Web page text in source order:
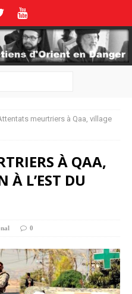
meurtriers à Qaa, village
À QAA,
À L’EST DU
0